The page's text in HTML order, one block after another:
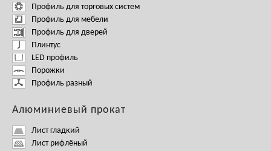
Профиль для торговых систем
Профиль для мебели
Профиль для дверей
Плинтус
LED профиль
Порожки
Профиль разный
Алюминиевый прокат
Лист гладкий
Лист рифлёный